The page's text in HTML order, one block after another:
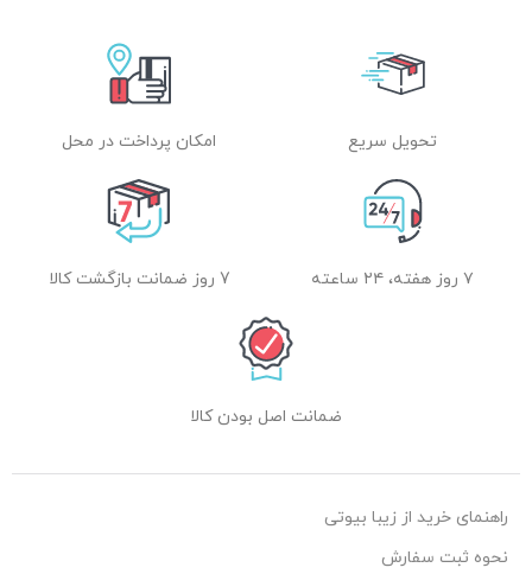
تحویل سریع امکان پرداخت در محل
۷ روز هفته، ۲۴ ساعته 7 روز ضمانت بازگشت کالا
ضمانت اصل بودن کالا
راهنمای خرید از زیبا بیوتی
نحوه ثبت سفارش